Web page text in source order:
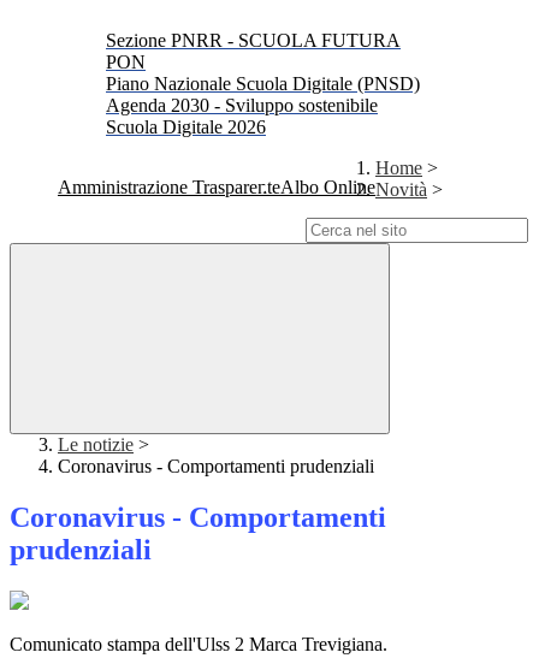
Sezione PNRR - SCUOLA FUTURA
PON
Piano Nazionale Scuola Digitale (PNSD)
Agenda 2030 - Sviluppo sostenibile
Scuola Digitale 2026
Amministrazione TrasparenteAlbo Online
Home >
Novità >
Le notizie >
Coronavirus - Comportamenti prudenziali
Coronavirus - Comportamenti
prudenziali
Comunicato stampa dell'Ulss 2 Marca Trevigiana.